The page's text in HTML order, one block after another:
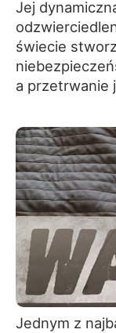
Jej
świecie
a przetrwanie
Jednym z